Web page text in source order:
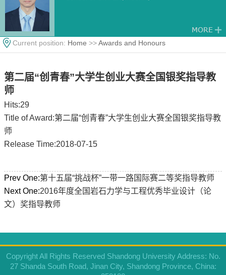
Current position: Home >>Awards and Honours
第二届“创青春”大学生创业大赛全国银奖指导教
师
Hits:29
Title of Award:第二届“创青春”大学生创业大赛全国银奖指导教
师
Release Time:2018-07-15
Prev One:第十五届“挑战杯”一带一路国际赛二等奖指导教师
Next One:2016年度全国岩石力学与工程优秀毕业设计（论
文）奖指导教师
Copyright All Rights Reserved Shandong University Address: No.
27 Shanda South Road, Jinan City, Shandong Province, China: